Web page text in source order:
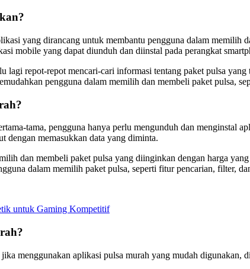
yang dirancang untuk membantu pengguna dalam memilih
mobile yang dapat diunduh dan diinstal pada perangkat
repot-repot mencari-cari informasi tentang paket pulsa
pengguna dalam memilih dan membeli paket pulsa,
tama, pengguna hanya perlu mengunduh dan menginstal
dengan memasukkan data yang diminta.
dan membeli paket pulsa yang diinginkan dengan harga
dalam memilih paket pulsa, seperti fitur pencarian, filter,
untuk Gaming Kompetitif
menggunakan aplikasi pulsa murah yang mudah digunakan,